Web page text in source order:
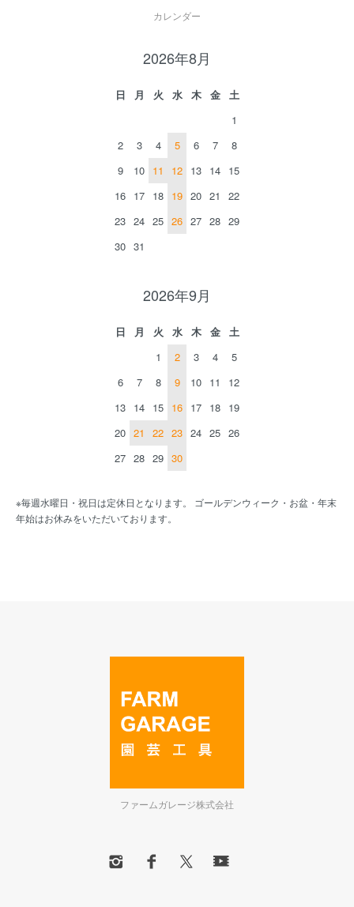
カレンダー
2026年8月
日 月 火 水 木 金
土
1
2
3 4 5 6 7
8
9
10 11 12 13 14 15
16 17 18 19 20 21
22
23 24 25 26 27 28 29
30 31
2026年9月
日 月 火 水 木 金
土
1
2 3 4
5
6
7 8 9 10 11
12
13 14 15 16 17 18 19
20 21 22 23 24 25 26
27 28 29 30
※毎週水曜日・祝日は定休日となります。 ゴールデンウィーク・お盆・年末
年始はお休みをいただいております。
ファームガレージ株式会社